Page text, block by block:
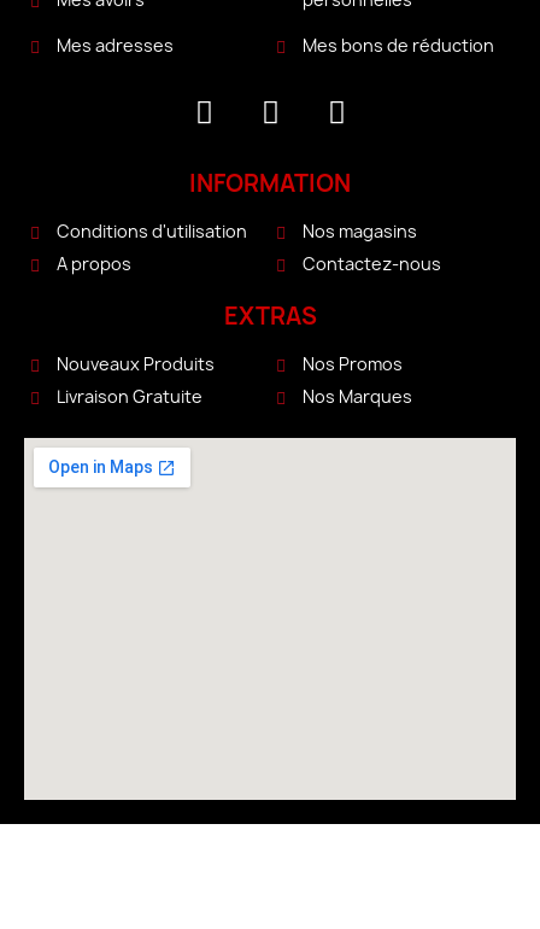
Mes adresses
Mes bons de réduction
INFORMATION
Conditions d'utilisation
A propos
Nos magasins
Contactez-nous
EXTRAS
Nouveaux Produits
Livraison Gratuite
Nos Promos
Nos Marques